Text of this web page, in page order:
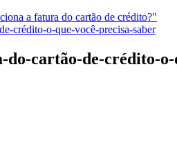
a fatura do cartão de crédito?"
cartão-de-crédito-o-